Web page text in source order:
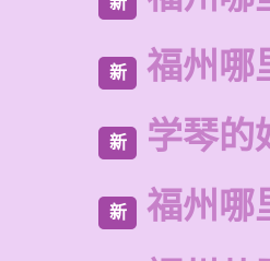
新 福州哪
新 学琴的
新 福州哪